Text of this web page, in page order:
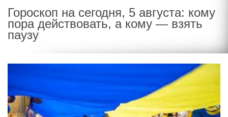
Гороскоп на сегодня, 5 августа: кому
пора действовать, а кому — взять
паузу